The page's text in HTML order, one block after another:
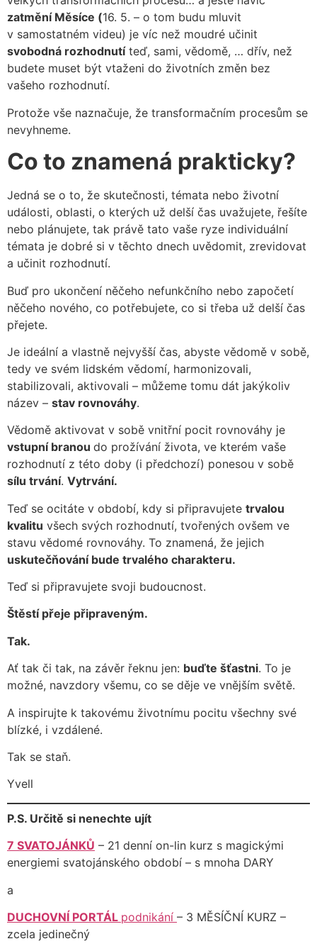
zatmění Měsíce (16. 5. – o tom budu mluvit
v samostatném videu) je víc než moudré učinit
svobodná rozhodnutíteď, sami, vědomě, … dřív, než
budete muset být vtaženi do životních změn bez
vašeho rozhodnutí.
Protože vše naznačuje, že transformačním procesům se
nevyhneme.
Co to znamená prakticky?
Jedná se o to, že skutečnosti, témata nebo životní
události, oblasti, o kterých už delší čas uvažujete, řešíte
nebo plánujete, tak právě tato vaše ryze individuální
témata je dobré si v těchto dnech uvědomit, zrevidovat
a učinit rozhodnutí.
Buď pro ukončení něčeho nefunkčního nebo započetí
něčeho nového, co potřebujete, co si třeba už delší čas
přejete.
Je ideální a vlastně nejvyšší čas, abyste vědomě v sobě,
tedy ve svém lidském vědomí, harmonizovali,
stabilizovali, aktivovali – můžeme tomu dát jakýkoliv
název – stav rovnováhy.
Vědomě aktivovat v sobě vnitřní pocit rovnováhy je
vstupní branou do prožívání života, ve kterém vaše
rozhodnutí z této doby (i předchozí) ponesou v sobě
sílu trvání. Vytrvání.
Teď se ocitáte v období, kdy si připravujete trvalou
kvalitu všech svých rozhodnutí, tvořených ovšem ve
stavu vědomé rovnováhy. To znamená, že jejich
uskutečňování bude trvalého charakteru.
Teď si připravujete svoji budoucnost.
Štěstí přeje připraveným.
Tak.
Ať tak či tak, na závěr řeknu jen: buďte šťastni. To je
možné, navzdory všemu, co se děje ve vnějším světě.
A inspirujte k takovému životnímu pocitu všechny své
blízké, i vzdálené.
Tak se staň.
Yvell
P.S. Určitě si nenechte ujít
7 SVATOJÁNKŮ – 21 denní on-lin kurz s magickými
energiemi svatojánského období – s mnoha DARY
a
DUCHOVNÍ PORTÁL podnikání – 3 MĚSÍČNÍ KURZ –
zcela jedinečný